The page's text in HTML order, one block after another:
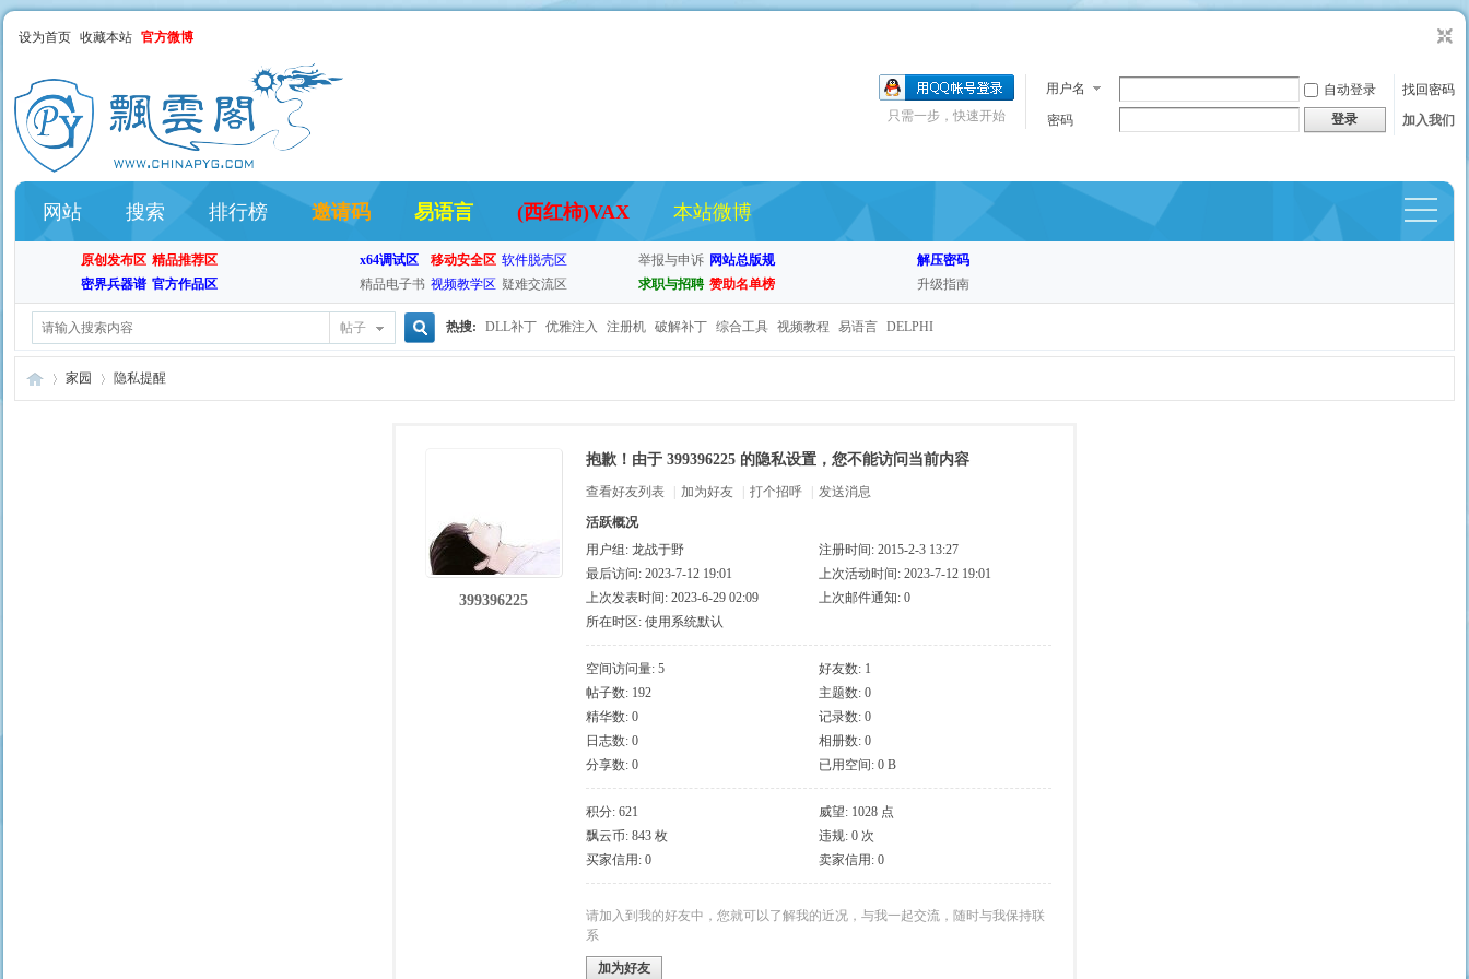
设为首页 收藏本站 官方微博
用户名 自动登录
找回密码
密码
登录 加入我们
只需一步，快速开始
网站 搜索 排行榜 邀请码 易语言 (西红柿)VAX 本站微博
原创发布区 精品推荐区
密界兵器谱 官方作品区
x64调试区 移动安全区 软件脱壳区
精品电子书 视频教学区 疑难交流区
举报与申诉 网站总版规
求职与招聘 赞助名单榜
解压密码
升级指南
帖子
搜
热搜: DLL补丁 优雅注入 注册机 破解补丁 综合工具 视频教程 易语言 DELPHI
家园 隐私提醒
399396225
抱歉！由于 399396225 的隐私设置，您不能访问当前内容
查看好友列表 加为好友 打个招呼
发送消息
活跃概况
用户组: 龙战于野
注册时间: 2015-2-3 13:27
最后访问: 2023-7-12 19:01
上次活动时间: 2023-7-12 19:01
上次发表时间: 2023-6-29 02:09
上次邮件通知: 0
所在时区: 使用系统默认
空间访问量: 5
好友数: 1
帖子数: 192
主题数: 0
精华数: 0
记录数: 0
日志数: 0
相册数: 0
分享数: 0
已用空间: 0 B
积分: 621
威望: 1028 点
飘云币: 843 枚
违规: 0 次
买家信用: 0
卖家信用: 0
请加入到我的好友中，您就可以了解我的近况，与我一起交流，随时与我保持联
系
加为好友